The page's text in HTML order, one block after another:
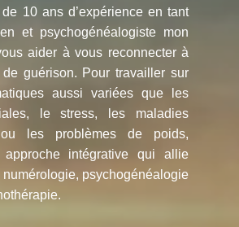
10 ans d’expérience en tant
et psychogénéalogiste mon
aider à vous reconnecter à
guérison. Pour travailler sur
aussi variées que les
le stress, les maladies
ou les problèmes de poids,
approche intégrative qui allie
numérologie, psychogénéalogie